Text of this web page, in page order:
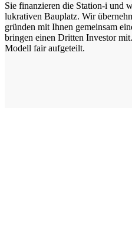
Sie finanzieren die Station-i und
lukrativen Bauplatz. Wir
gründen mit Ihnen gemeinsam
bringen einen Dritten Investor
Modell fair aufgeteilt.